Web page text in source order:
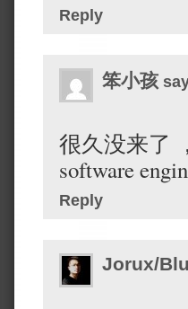
Reply
笨小孩
很久没来了
software
Reply
Jorux/